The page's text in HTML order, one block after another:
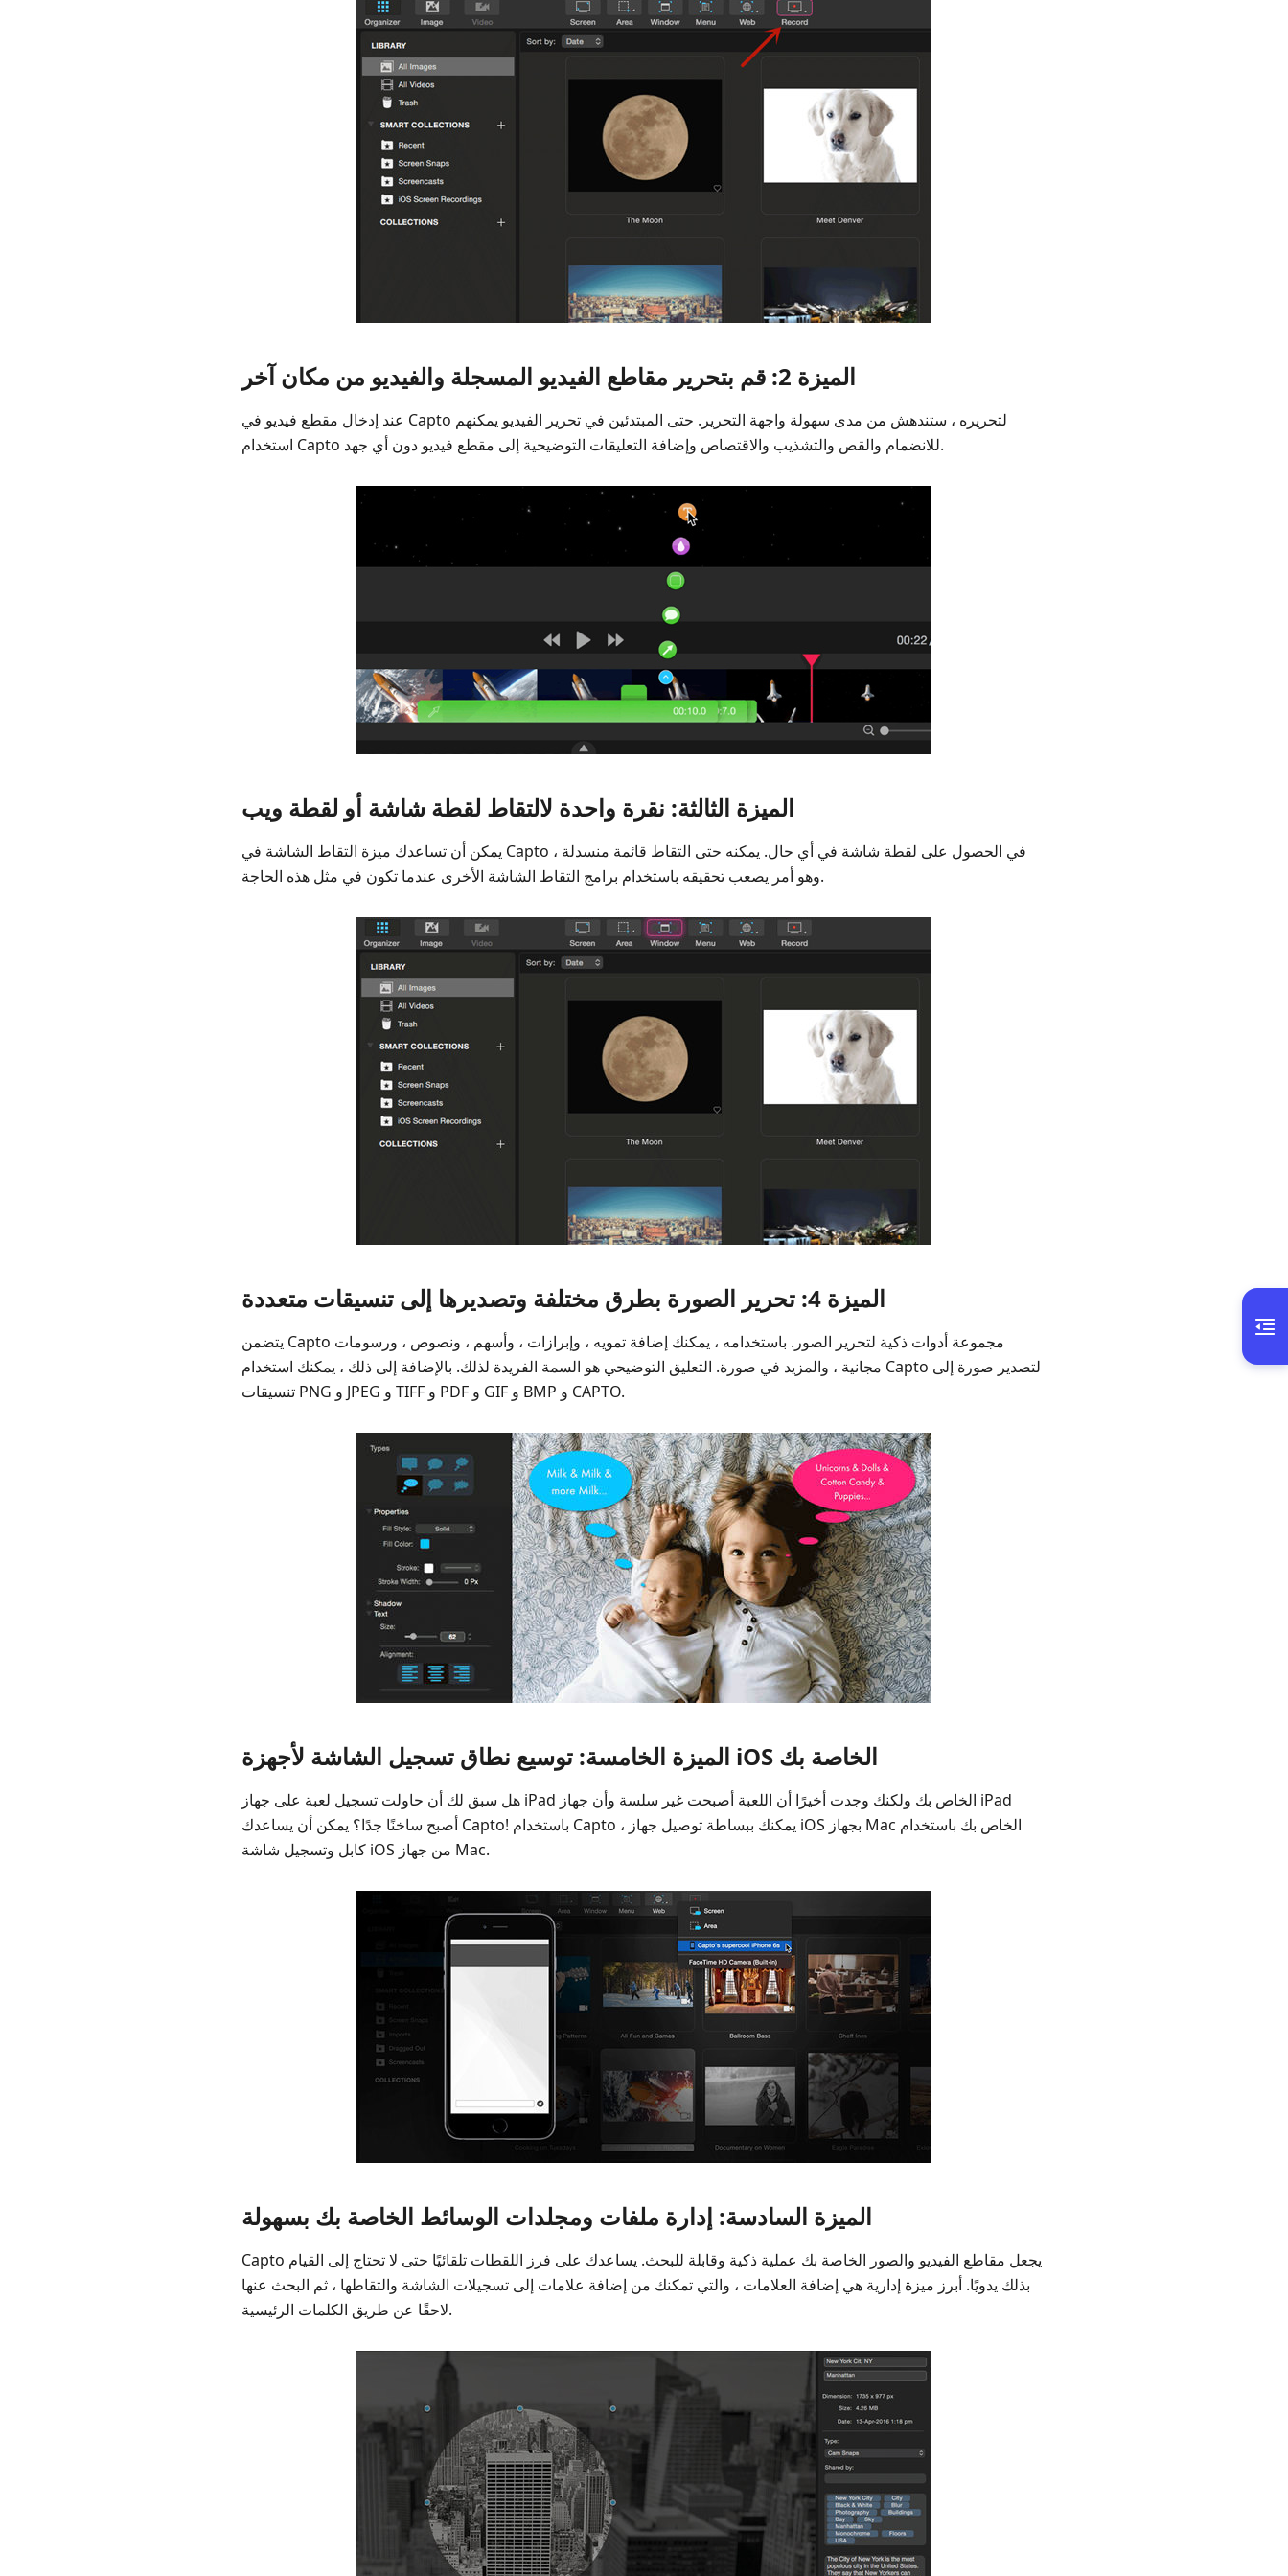
أسئلة
وأجوبة
حول
Capto
الميزة 2: قم بتحرير مقاطع الفيديو المسجلة والفيديو من مكان آخر
عند إدخال مقطع فيديو في Capto لتحريره ، ستندهش من مدى سهولة واجهة التحرير. حتى المبتدئين في تحرير الفيديو يمكنهم
استخدام Capto للانضمام والقص والتشذيب والاقتصاص وإضافة التعليقات التوضيحية إلى مقطع فيديو دون أي جهد.
الميزة الثالثة: نقرة واحدة لالتقاط لقطة شاشة أو لقطة ويب
يمكن أن تساعدك ميزة التقاط الشاشة في Capto في الحصول على لقطة شاشة في أي حال. يمكنه حتى التقاط قائمة منسدلة ،
وهو أمر يصعب تحقيقه باستخدام برامج التقاط الشاشة الأخرى عندما تكون في مثل هذه الحاجة.
الميزة 4: تحرير الصورة بطرق مختلفة وتصديرها إلى تنسيقات متعددة
يتضمن Capto مجموعة أدوات ذكية لتحرير الصور. باستخدامه ، يمكنك إضافة تمويه ، وإبرازات ، وأسهم ، ونصوص ، ورسومات
مجانية ، والمزيد في صورة. التعليق التوضيحي هو السمة الفريدة لذلك. بالإضافة إلى ذلك ، يمكنك استخدام Capto لتصدير صورة إلى
تنسيقات PNG و JPEG و TIFF و PDF و GIF و BMP و CAPTO.
الميزة الخامسة: توسيع نطاق تسجيل الشاشة لأجهزة iOS الخاصة بك
هل سبق لك أن حاولت تسجيل لعبة على جهاز iPad الخاص بك ولكنك وجدت أخيرًا أن اللعبة أصبحت غير سلسة وأن جهاز iPad
أصبح ساخنًا جدًا؟ يمكن أن يساعدك Capto! باستخدام Capto ، يمكنك ببساطة توصيل جهاز iOS بجهاز Mac الخاص بك باستخدام
كابل وتسجيل شاشة iOS من جهاز Mac.
الميزة السادسة: إدارة ملفات ومجلدات الوسائط الخاصة بك بسهولة
Capto يجعل مقاطع الفيديو والصور الخاصة بك عملية ذكية وقابلة للبحث. يساعدك على فرز اللقطات تلقائيًا حتى لا تحتاج إلى القيام
بذلك يدويًا. أبرز ميزة إدارية هي إضافة العلامات ، والتي تمكنك من إضافة علامات إلى تسجيلات الشاشة والتقاطها ، ثم البحث عنها
لاحقًا عن طريق الكلمات الرئيسية.